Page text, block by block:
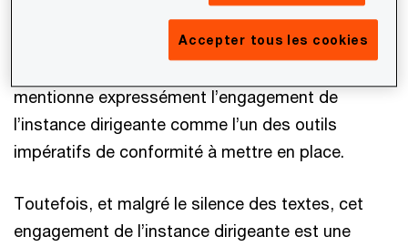
formations…), aucun des textes de droit interne
(Sapin II, Devoir de vigilance, LCB-FT) relatifs à la
mentionne expressément l’engagement de
l’instance dirigeante comme l’un des outils
impératifs de conformité à mettre en place.
Toutefois, et malgré le silence des textes, cet
engagement de l’instance dirigeante est une
Accepter tous les cookies